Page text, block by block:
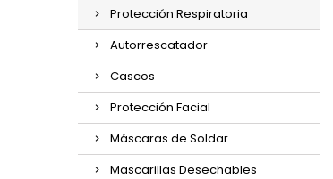
Protección Respiratoria
Autorrescatador
Cascos
Protección Facial
Máscaras de Soldar
Mascarillas Desechables